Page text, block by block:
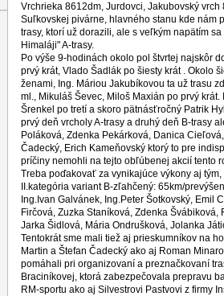
Vrchrieka 8612dm, Jurdovci, Jakubovský
Suľkovskej pivárne, hlavného stanu kde nám
trasy, ktorí už dorazili, ale s veľkým napätím
Himaláji" A-trasy.
Po výše 9-hodinách okolo pol štvrtej najskôr
prvý krát, Vlado Šadlák po šiesty krát . Okolo
ženami, Ing. Máriou Jakubíkovou ta už trasu
ml., Mikuláš Ševec, Miloš Maxián po prvý
Šrenkel po tretí a skoro pätnásťročný Patrik
prvý deň vrcholy A-trasy a druhý deň B-trasy
Poláková, Zdenka Pekárková, Danica
Čadecký, Erich Kameňovský ktorý to pre
príčiny nemohli na tejto obľúbenej akcií tento
Treba poďakovať za vynikajúce výkony aj
II.kategória variant B-zľahčený: 65km/
Ing.Ivan Galvánek, Ing.Peter Šotkovský, Emil
Firčová, Zuzka Staníková, Zdenka
Jarka Šidlová, Mária Ondrušková, Jolanka
Tentokrát sme mali tiež aj prieskumníkov na
Martin a Štefan Čadecký ako aj Roman
pomáhali pri organizovaní a preznačkovaní
Braciníkovej, ktorá zabezpečovala prepravu
RM-sportu ako aj Silvestrovi Pastvovi z firmy